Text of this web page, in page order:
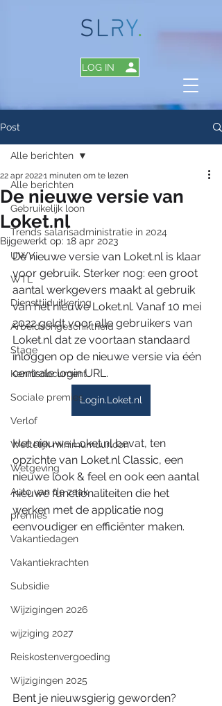
LOG IN
Post
Alle berichten
Gebruikelijk loon
Trends salarisadministratie in 2024
UWV
WTL
Diensttijduitkering
Arbeidsongeschiktheid
Stage
Kennisdocument
Sociale premies
Verlof
Wettelijk minimumuurloon
Wetgeving
Auto van de zaak
premies
Vakantiedagen
Vakantiekrachten
Subsidie
Wijzigingen 2026
wijziging 2027
Reiskostenvergoeding
Wijzigingen 2025
Alle berichten
De nieuwe versie van
Loket.nl
22 apr 20221 minuten om te lezen
Bijgewerkt op: 18 apr 2023
De nieuwe versie van Loket.nl is klaar
voor gebruik. Sterker nog: een groot
aantal werkgevers maakt al gebruik
van het nieuwe Loket.nl. Vanaf 10 mei
2022 geldt voor alle gebruikers van
Loket.nl dat ze voortaan standaard
inloggen op de nieuwe versie via één
centrale login URL.
Login.Loket.nl
Het nieuwe Loket.nl bevat, ten
opzichte van Loket.nl Classic, een
nieuwe look & feel en ook een aantal
nieuwe functionaliteiten die het
werken met de applicatie nog
eenvoudiger en efficiënter maken.
Bent je nieuwsgierig geworden?